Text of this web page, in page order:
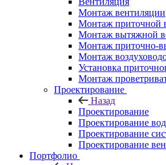
Монтаж вентиляции
Монтаж приточной
Монтаж вытяжной
Монтаж приточно-
Монтаж
Установка
Монтаж
Проектирование
Назад
Проектирование
Проектирование
Проектирование
Проектирование
Портфолио